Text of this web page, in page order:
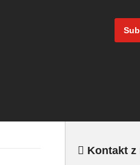
Kontakt z